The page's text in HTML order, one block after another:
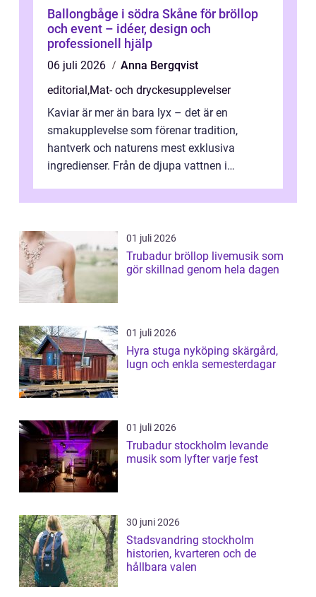
Ballongbåge i södra Skåne för bröllop
och event – idéer, design och
professionell hjälp
06 juli 2026
Anna Bergqvist
editorial,Mat- och dryckesupplevelser
Kaviar är mer än bara lyx – det är en
smakupplevelse som förenar tradition,
hantverk och naturens mest exklusiva
ingredienser. Från de djupa vattnen i
01 juli 2026
Trubadur bröllop livemusik som
gör skillnad genom hela dagen
01 juli 2026
Hyra stuga nyköping skärgård,
lugn och enkla semesterdagar
01 juli 2026
Trubadur stockholm levande
musik som lyfter varje fest
30 juni 2026
Stadsvandring stockholm
historien, kvarteren och de
hållbara valen